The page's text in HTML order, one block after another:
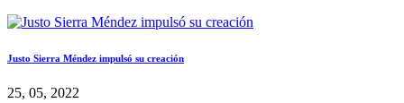
Justo Sierra Méndez impulsó su creación
25, 05, 2022